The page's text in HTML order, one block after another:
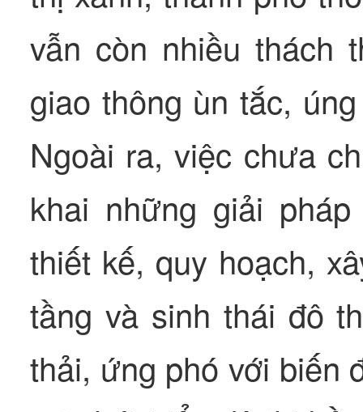
vẫn còn nhiều thách
giao thông ùn tắc,
Ngoài ra, việc chưa
khai những giải
thiết kế, quy hoạch,
tầng và sinh thái đô
thải, ứng phó với biến